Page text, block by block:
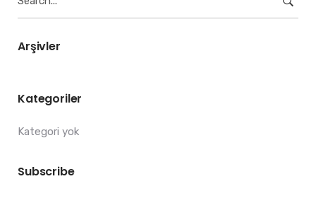
for:
Arşivler
Kategoriler
Kategori yok
Subscribe